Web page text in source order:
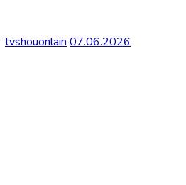
tvshouonlain 07.06.2026